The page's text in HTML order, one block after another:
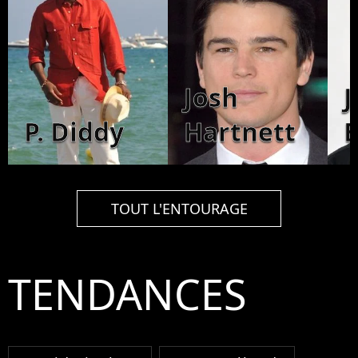
P. Diddy
Josh
Hartnett
TOUT L'ENTOURAGE
TENDANCES